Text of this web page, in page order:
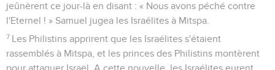
jeûnèrent ce jour-là en disant : « Nous avons péché contre
l'Eternel ! » Samuel jugea les Israélites à Mitspa.
7 Les Philistins apprirent que les Israélites s'étaient
rassemblés à Mitspa, et les princes des Philistins montèrent
pour attaquer Israël. A cette nouvelle, les Israélites eurent